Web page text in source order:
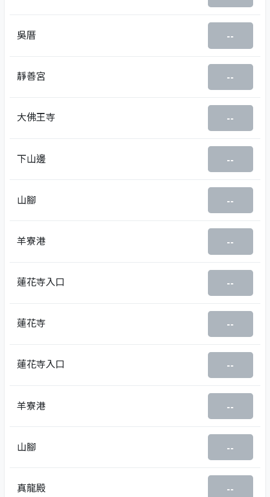
吳厝 --
靜善宮 --
大佛王寺 --
下山邊 --
山腳 --
羊寮港 --
蓮花寺入口 --
蓮花寺 --
蓮花寺入口 --
羊寮港 --
山腳 --
真龍殿 --